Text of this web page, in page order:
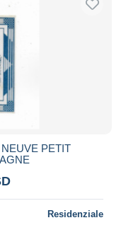
PETIT
Residenziale